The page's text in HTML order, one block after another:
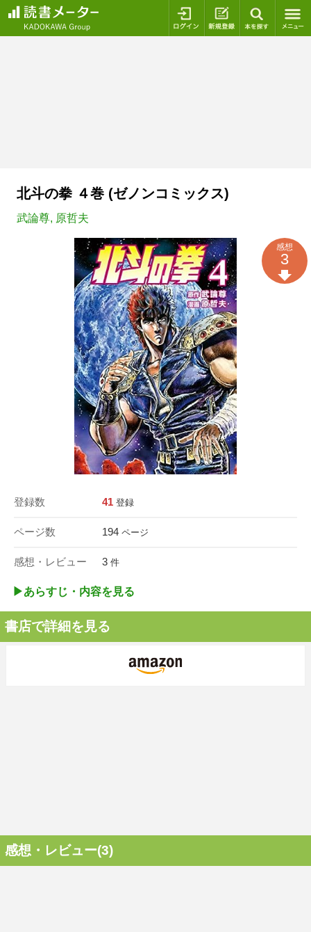
ログイン 新規登録
北斗の拳 ４巻 (ゼノンコミックス)
武論尊, 原哲夫
登録数 41 登録
ページ数 194 ページ
感想・レビュー 3 件
感想
3
▶︎あらすじ・内容を見る
書店で詳細を見る
感想・レビュー(3)